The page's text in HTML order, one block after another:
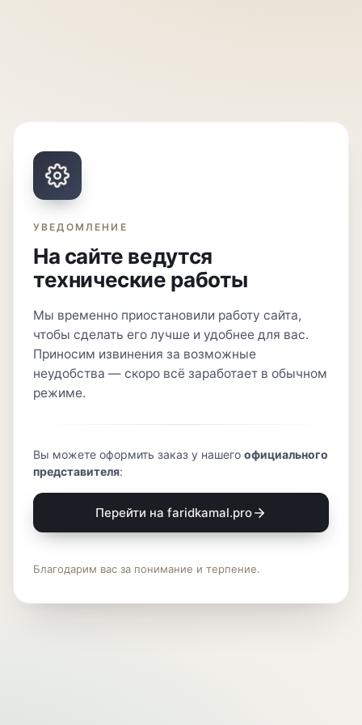
УВЕДОМЛЕНИЕ
На сайте ведутся
технические работы
Мы временно приостановили работу сайта,
чтобы сделать его лучше и удобнее для вас.
Приносим извинения за возможные
неудобства — скоро всё заработает в обычном
режиме.
Вы можете оформить заказ у нашего официального
представителя:
Перейти на faridkamal.pro
Благодарим вас за понимание и терпение.